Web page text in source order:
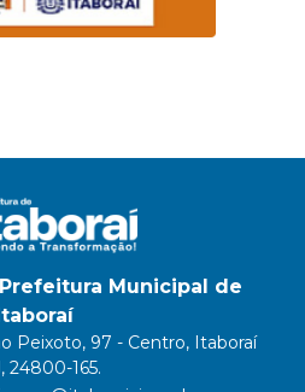
Municipal de
Itaboraí
Peixoto, 97 - Centro, Itaboraí
24800-165.